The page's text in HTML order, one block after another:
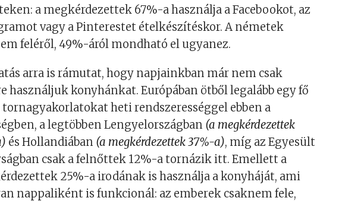
a megkérdezettek 67%-a használja a Facebookot, az
vagy a Pinterestet ételkészítéskor. A németek
feléről, 49%-áról mondható el ugyanez.
arra is rámutat, hogy napjainkban már nem csak
használjuk konyhánkat. Európában ötből legalább egy fő
tornagyakorlatokat heti rendszerességgel ebben a
a legtöbben Lengyelországban (a megkérdezettek
és Hollandiában (a megkérdezettek 37%-a), míg az Egyesült
csak a felnőttek 12%-a tornázik itt. Emellett a
25%-a irodának is használja a konyháját, ami
nappaliként is funkcionál: az emberek csaknem fele,